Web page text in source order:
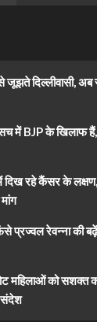
जूझते दिल्लीवासी, अब
में BJP के खिलाफ हैं,
दिख रहे कैंसर के
रेवन्ना की
महिलाओं को सशक्त
संदेश